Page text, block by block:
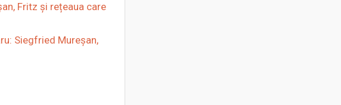
Fritz și rețeaua care
Siegfried Mureșan,